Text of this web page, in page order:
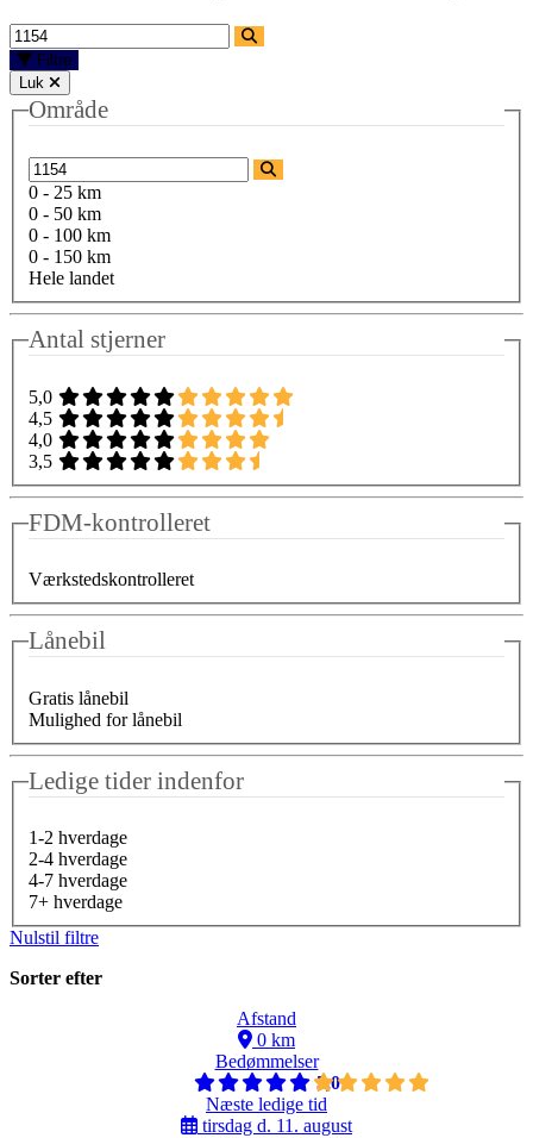
Filtre
Luk
Område
0 - 25 km
0 - 50 km
0 - 100 km
0 - 150 km
Hele landet
Antal stjerner
5,0
4,5
4,0
3,5
FDM-kontrolleret
Værkstedskontrolleret
Lånebil
Gratis lånebil
Mulighed for lånebil
Ledige tider indenfor
1-2 hverdage
2-4 hverdage
4-7 hverdage
7+ hverdage
Nulstil filtre
Sorter efter
Afstand
0 km
Bedømmelser
5,0
Næste ledige tid
tirsdag d. 11. august